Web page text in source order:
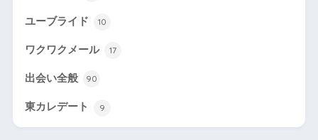
ユーブライド 10
ワクワクメール 17
出会い全般 90
東カレデート 9